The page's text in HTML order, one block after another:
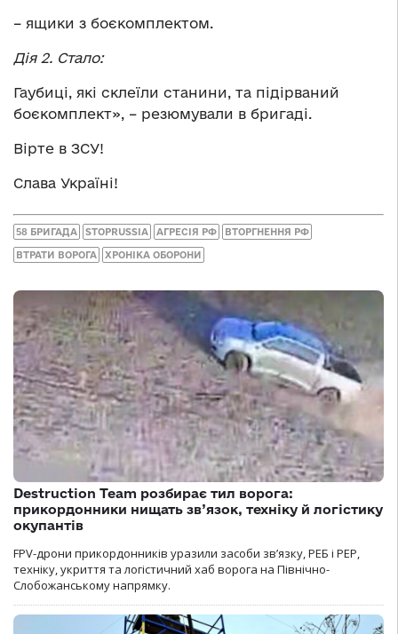
– ящики з боєкомплектом.
Дія 2. Стало:
Гаубиці, які склеїли станини, та підірваний
боєкомплект», – резюмували в бригаді.
Вірте в ЗСУ!
Слава Україні!
58 БРИГАДА STOPRUSSIA АГРЕСІЯ РФ ВТОРГНЕННЯ РФ
ВТРАТИ ВОРОГА ХРОНІКА ОБОРОНИ
Destruction Team розбирає тил ворога:
прикордонники нищать зв’язок, техніку й логістику
окупантів
FPV-дрони прикордонників уразили засоби зв’язку, РЕБ і РЕР,
техніку, укриття та логістичний хаб ворога на Північно-
Слобожанському напрямку.